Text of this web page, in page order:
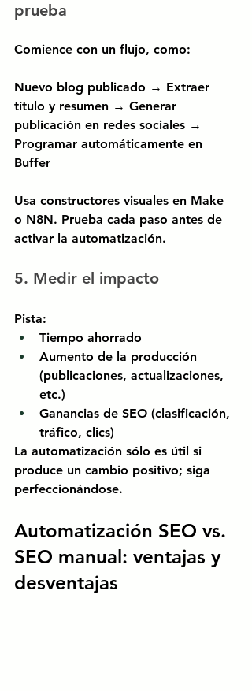
prueba
Comience con un flujo, como:
Nuevo blog publicado → Extraer
título y resumen → Generar
publicación en redes sociales →
Programar automáticamente en
Buffer
Usa constructores visuales en Make
o N8N. Prueba cada paso antes de
activar la automatización.
5. Medir el impacto
Pista:
Tiempo ahorrado
Aumento de la producción
(publicaciones, actualizaciones,
etc.)
Ganancias de SEO (clasificación,
tráfico, clics)
La automatización sólo es útil si
produce un cambio positivo; siga
perfeccionándose.
Automatización SEO vs.
SEO manual: ventajas y
desventajas